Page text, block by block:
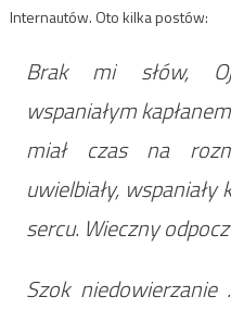
Internautów. Oto kilka postów:
Brak mi słów,
wspaniałym
miał czas na
uwielbiały, wspaniały
sercu. Wieczny
Szok